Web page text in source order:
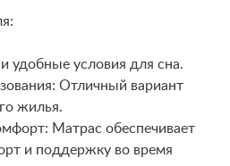
удобные условия для сна.
Отличный вариант
жилья.
Матрас обеспечивает
и поддержку во время